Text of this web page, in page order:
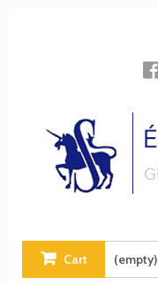
Cart (empty)